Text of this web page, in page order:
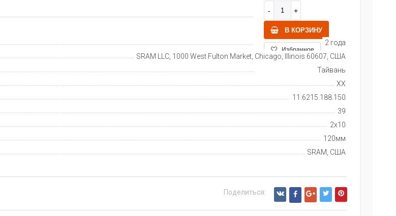
В КОРЗИНУ
Избранное
2 года
SRAM LLC, 1000 West Fulton Market, Chicago, Illinois 60607, США
Тайвань
XX
11.6215.188.150
39
2x10
120мм
SRAM, США
Поделиться: